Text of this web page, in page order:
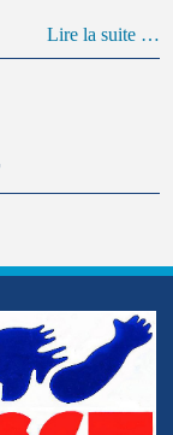
Lire la suite …